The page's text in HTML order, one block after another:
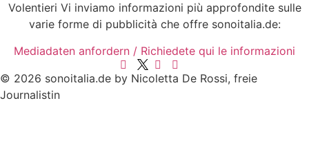
Volentieri Vi inviamo informazioni più approfondite sulle
varie forme di pubblicità che offre sonoitalia.de:
Mediadaten anfordern / Richiedete qui le informazioni
© 2026 sonoitalia.de by Nicoletta De Rossi, freie
Journalistin